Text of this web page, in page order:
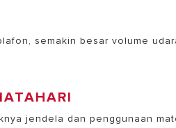
semakin besar volume
jendela dan penggunaan